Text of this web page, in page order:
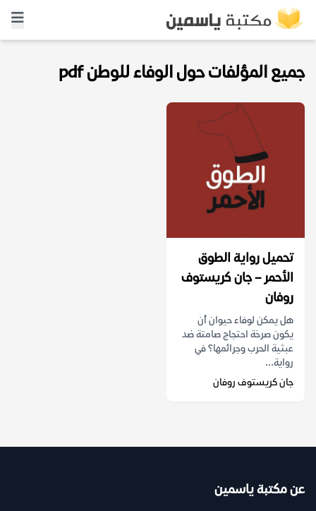
جميع المؤلفات حول الوفاء للوطن pdf
تحميل رواية الطوق
الأحمر – جان كريستوف
روفان
هل يمكن لوفاء حيوان أن
يكون صرخة احتجاج صامتة ضد
عبثية الحرب وجرائمها؟ في
رواية...
جان كريستوف روفان
عن مكتبة ياسمين